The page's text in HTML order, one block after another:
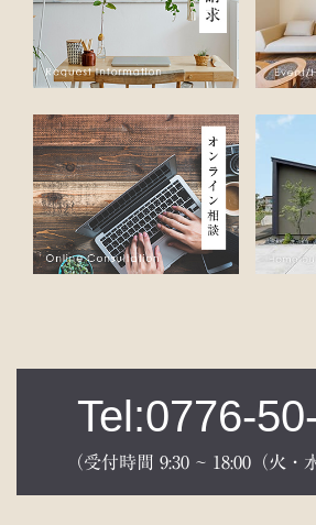
Tel:0776-
（受付時間 9:30 ~ 18:00（火・